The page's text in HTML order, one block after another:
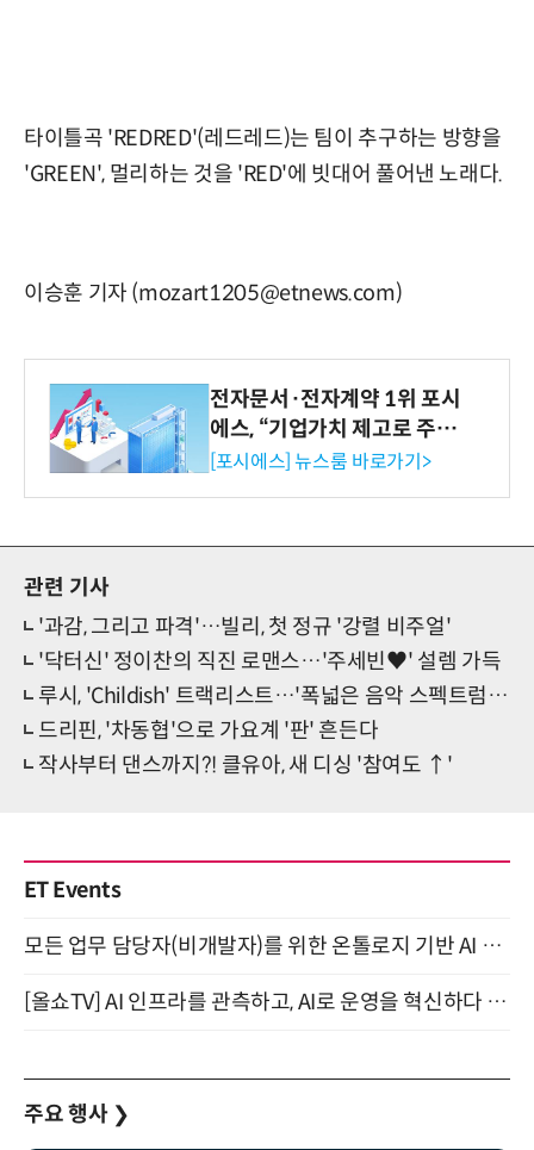
타이틀곡 'REDRED'(레드레드)는 팀이 추구하는 방향을
'GREEN', 멀리하는 것을 'RED'에 빗대어 풀어낸 노래다.
이승훈 기자 (mozart1205@etnews.com)
전자문서·전자계약 1위 포시
에스, “기업가치 제고로 주주
환원 강화” 계획 공시
[포시에스] 뉴스룸 바로가기>
관련 기사
'과감, 그리고 파격'…빌리, 첫 정규 '강렬 비주얼'
'닥터신' 정이찬의 직진 로맨스…'주세빈♥' 설렘 가득
루시, 'Childish' 트랙리스트…'폭넓은 음악 스펙트럼' 주목
드리핀, '차동협'으로 가요계 '판' 흔든다
작사부터 댄스까지?! 클유아, 새 디싱 '참여도 ↑'
ET Events
모든 업무 담당자(비개발자)를 위한 온톨로지 기반 AI 지식체계 설계 1-day 워크숍 8월 20일 개최
[올쇼TV] AI 인프라를 관측하고, AI로 운영을 혁신하다 (8월 11일 생방송)
주요 행사 ❯